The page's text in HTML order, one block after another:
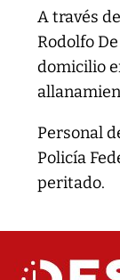
A través
Rodolfo
domicilio
Personal
Policía
peritado.